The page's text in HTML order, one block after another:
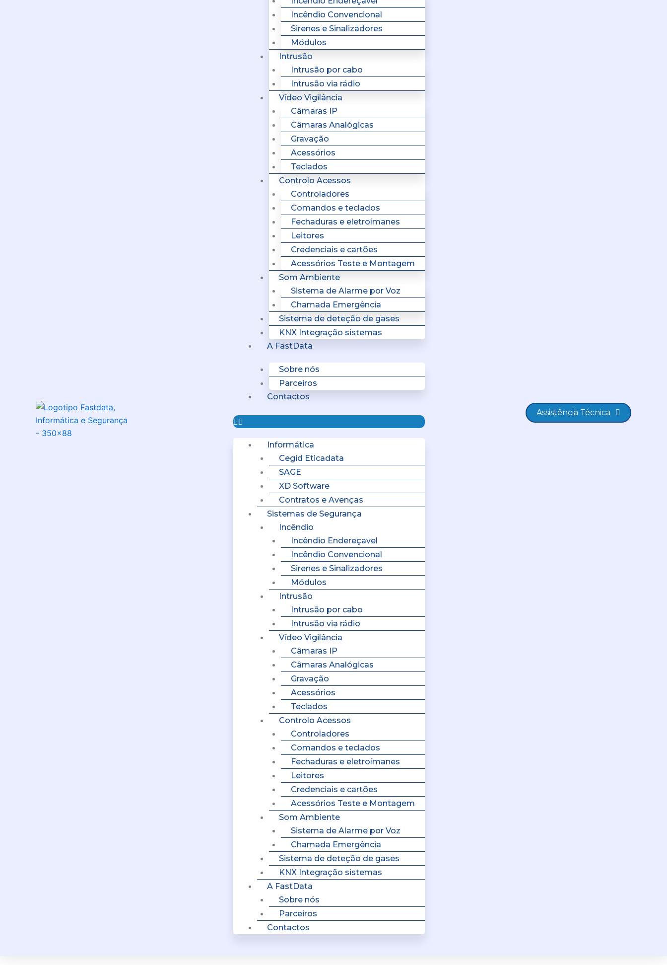
Incêndio Convencional
Sirenes e Sinalizadores
Módulos
Intrusão
Intrusão por cabo
Intrusão via rádio
Vídeo Vigilância
Câmaras IP
Câmaras Analógicas
Gravação
Acessórios
Teclados
Controlo Acessos
Controladores
Comandos e teclados
Fechaduras e eletroímanes
Leitores
Credenciais e cartões
Acessórios Teste e Montagem
Som Ambiente
Sistema de Alarme por Voz
Chamada Emergência
Sistema de deteção de gases
KNX Integração sistemas
A FastData
Sobre nós
Parceiros
Contactos
Informática
Cegid Eticadata
SAGE
XD Software
Contratos e Avenças
Sistemas de Segurança
Incêndio
Incêndio Endereçavel
Incêndio Convencional
Sirenes e Sinalizadores
Módulos
Intrusão
Intrusão por cabo
Intrusão via rádio
Vídeo Vigilância
Câmaras IP
Câmaras Analógicas
Gravação
Acessórios
Teclados
Controlo Acessos
Controladores
Comandos e teclados
Fechaduras e eletroímanes
Leitores
Credenciais e cartões
Acessórios Teste e Montagem
Som Ambiente
Sistema de Alarme por Voz
Chamada Emergência
Sistema de deteção de gases
KNX Integração sistemas
A FastData
Sobre nós
Parceiros
Contactos
Assistência Técnica